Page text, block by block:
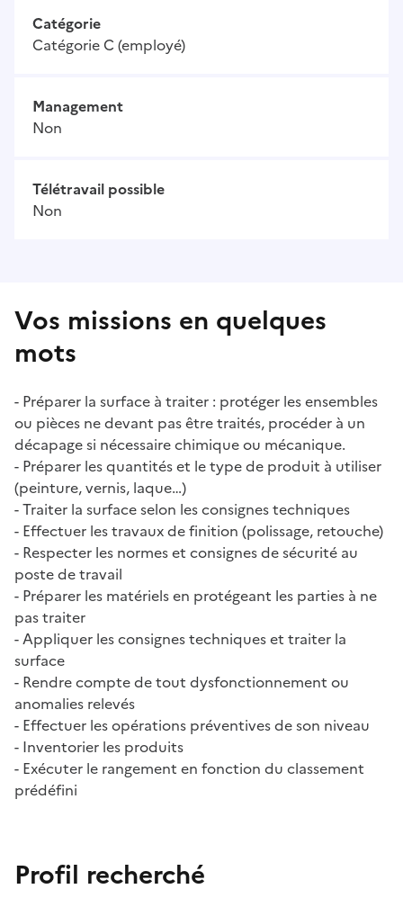
Catégorie
Catégorie C (employé)
Management
Non
Télétravail possible
Non
Vos missions en quelques
mots
- Préparer la surface à traiter : protéger les ensembles
ou pièces ne devant pas être traités, procéder à un
décapage si nécessaire chimique ou mécanique.
- Préparer les quantités et le type de produit à utiliser
(peinture, vernis, laque…)
- Traiter la surface selon les consignes techniques
- Effectuer les travaux de finition (polissage, retouche)
- Respecter les normes et consignes de sécurité au
poste de travail
- Préparer les matériels en protégeant les parties à ne
pas traiter
- Appliquer les consignes techniques et traiter la
surface
- Rendre compte de tout dysfonctionnement ou
anomalies relevés
- Effectuer les opérations préventives de son niveau
- Inventorier les produits
- Exécuter le rangement en fonction du classement
prédéfini
Profil recherché